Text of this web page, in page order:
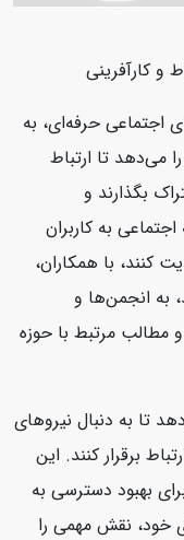
کارآفرینی
حرفه‌ای، به
می‌دهد تا ارتباط
بگذارند و
به کاربران
با همکاران،
به انجمن‌ها و
مرتبط با حوزه
تا به دنبال نیروهای
برقرار کنند. این
بهبود دسترسی به
نقش مهمی را